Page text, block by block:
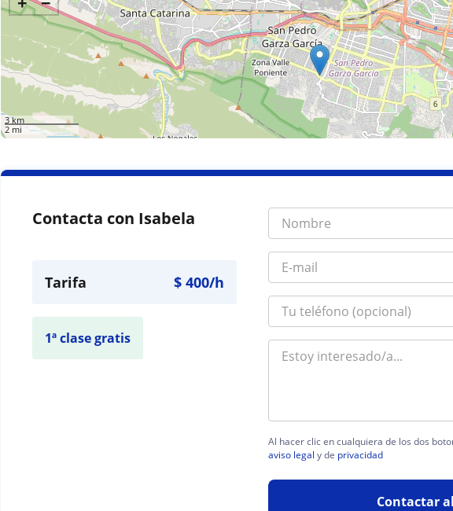
3 km
2 mi
Contacta con Isabela
Tarifa $400/h
1ª clase gratis
Al hacer clic en cualquiera de los dos
aviso legal y de privacidad
Contactar